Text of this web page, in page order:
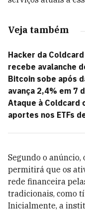
Veja também
Hacker da
recebe avalanche
Bitcoin sobe após
avança 2,4% em 7
Ataque à Coldcard
aportes nos ETFs
Segundo o
permitirá que os
rede financeira
tradicionais, como
Inicialmente, a